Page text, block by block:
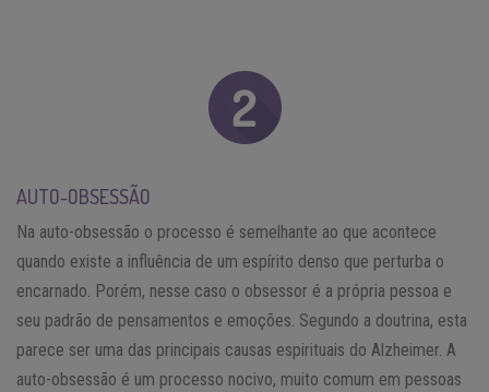
AUTO-OBSESSÃO
Na auto-obsessão o processo é semelhante ao que acontece
quando existe a influência de um espírito denso que perturba o
encarnado. Porém, nesse caso o obsessor é a própria pessoa e
seu padrão de pensamentos e emoções. Segundo a doutrina, esta
parece ser uma das principais causas espirituais do Alzheimer. A
auto-obsessão é um processo nocivo, muito comum em pessoas